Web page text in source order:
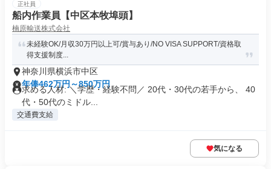
正社員
船内作業員【中区本牧埠頭】
楠原輸送株式会社
未経験OK/月収30万円以上可/賞与あり/NO VISA SUPPORT/資格取
得支援制度...
神奈川県横浜市中区
年俸462万円～850万円
求める人材: ＼学歴・経験不問／ 20代・30代の若手から、 40
代・50代のミドル...
交通費支給
気になる